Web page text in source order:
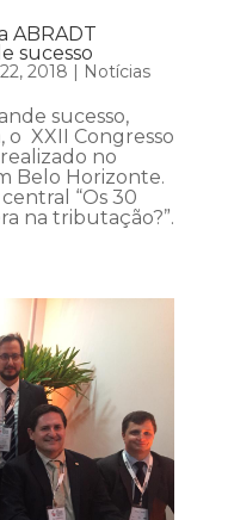
ABRADT
sucesso
2018 | Notícias
sucesso,
o XXII Congresso
no
Belo Horizonte.
“Os 30
na tributação?”.